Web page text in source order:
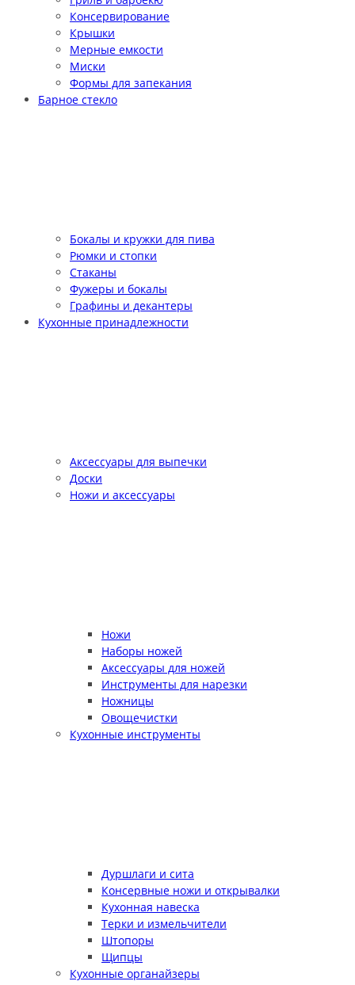
Консервирование
Крышки
Мерные емкости
Миски
Формы для запекания
Барное стекло
Бокалы и кружки для пива
Рюмки и стопки
Стаканы
Фужеры и бокалы
Графины и декантеры
Кухонные принадлежности
Аксессуары для выпечки
Доски
Ножи и аксессуары
Ножи
Наборы ножей
Аксессуары для ножей
Инструменты для нарезки
Ножницы
Овощечистки
Кухонные инструменты
Дуршлаги и сита
Консервные ножи и открывалки
Кухонная навеска
Терки и измельчители
Штопоры
Щипцы
Кухонные органайзеры